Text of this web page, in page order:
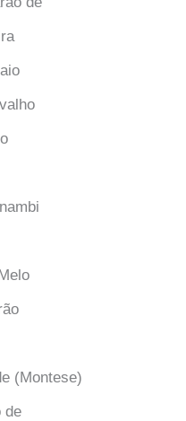
(Montese)
de